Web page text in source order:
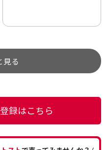
うぐらい目立つことなく綺
麗な商品でお安く購入でき
見る
録はこちら